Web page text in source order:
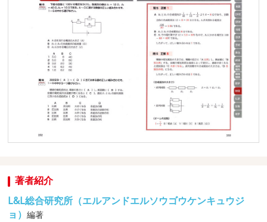
著者紹介
L&L総合研究所（エルアンドエルソウゴウケンキュウジ
ョ）編著